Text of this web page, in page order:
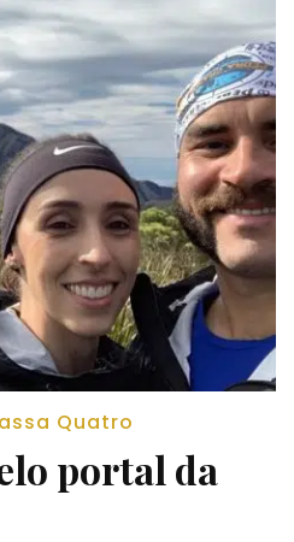
Quatro
portal da